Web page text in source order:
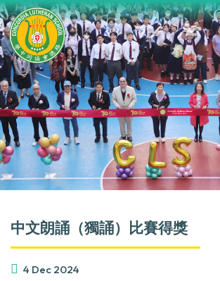
中文朗誦（獨誦）比賽得獎
4 Dec 2024